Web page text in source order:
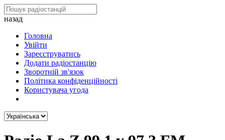
назад
Головна
Увійти
Зареєструватись
Додати радіостанцію
Зворотній зв'язок
Політика конфіденційності
Користувача угода